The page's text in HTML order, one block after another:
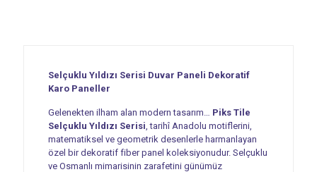
Selçuklu Yıldızı Serisi Duvar Paneli Dekoratif
Karo Paneller
Gelenekten ilham alan modern tasarım… Piks Tile
Selçuklu Yıldızı Serisi , tarihî Anadolu motiflerini,
matematiksel ve geometrik desenlerle harmanlayan
özel bir dekoratif fiber panel koleksiyonudur. Selçuklu
ve Osmanlı mimarisinin zarafetini günümüz